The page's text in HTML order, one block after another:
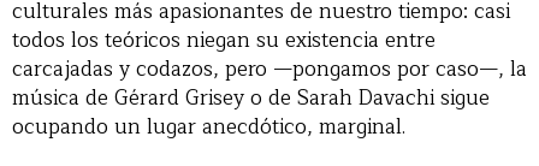
culturales más apasionantes de nuestro tiempo: casi
todos los teóricos niegan su existencia entre
carcajadas y codazos, pero —pongamos por caso—, la
música de Gérard Grisey o de Sarah Davachi sigue
ocupando un lugar anecdótico, marginal.